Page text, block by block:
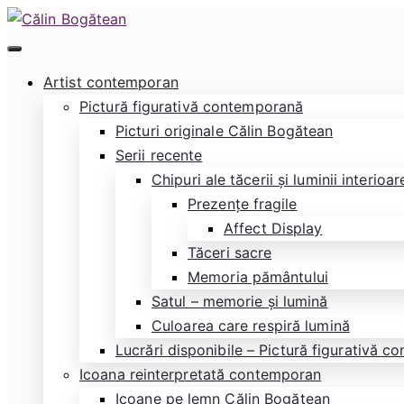
Skip
to
Artist contemporan
Pictură figurativă contemporană
Picturi originale Călin Bogătean
Serii recente
Chipuri ale tăcerii și luminii
Prezențe fragile
Affect Display
Tăceri sacre
Memoria pământului
Satul – memorie și lumină
Culoarea care respiră lumină
Lucrări disponibile – Pictură figurativă
Icoana reinterpretată contemporan
Icoane pe lemn Călin Bogătean